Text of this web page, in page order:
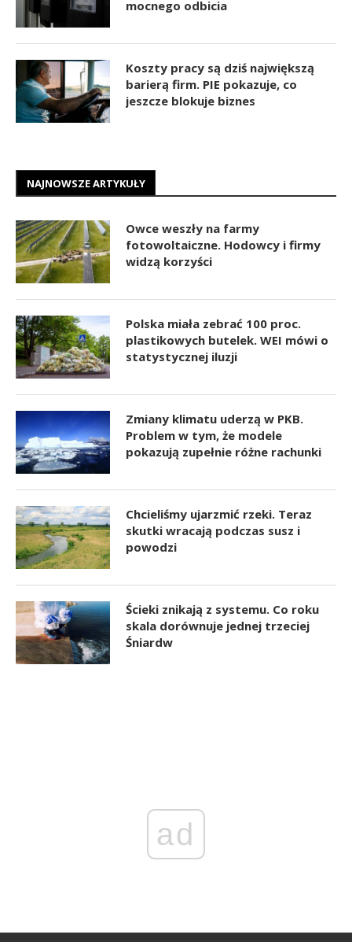
mocnego odbicia
Koszty pracy są dziś największą
barierą firm. PIE pokazuje, co
jeszcze blokuje biznes
NAJNOWSZE ARTYKUŁY
Owce weszły na farmy
fotowoltaiczne. Hodowcy i firmy
widzą korzyści
Polska miała zebrać 100 proc.
plastikowych butelek. WEI mówi o
statystycznej iluzji
Zmiany klimatu uderzą w PKB.
Problem w tym, że modele
pokazują zupełnie różne rachunki
Chcieliśmy ujarzmić rzeki. Teraz
skutki wracają podczas susz i
powodzi
Ścieki znikają z systemu. Co roku
skala dorównuje jednej trzeciej
Śniardw
ad